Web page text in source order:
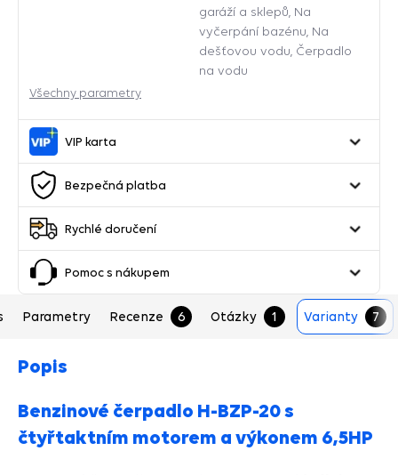
garáží a sklepů, Na
vyčerpání bazénu, Na
dešťovou vodu, Čerpadlo
na vodu
Všechny parametry
VIP karta
Bezpečná platba
Rychlé doručení
Pomoc s nákupem
Parametry Recenze 6 Otázky 1 Varianty 7
Popis
Benzinové čerpadlo H-BZP-20 s
čtyřtaktním motorem a výkonem 6,5HP